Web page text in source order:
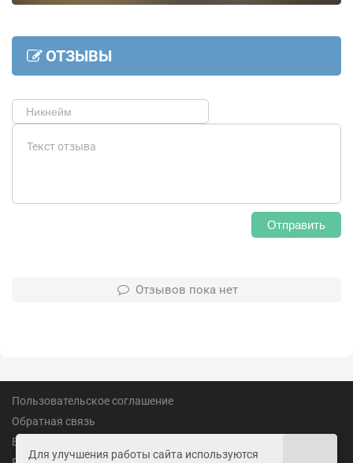
ОТЗЫВЫ
Отправить
Отзывов пока нет
Для улучшения работы сайта используются
Пользовательское соглашение
Обратная связь
Вакансии